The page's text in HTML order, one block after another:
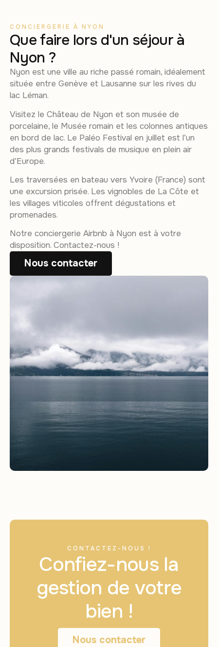
CONCIERGERIE À NYON
Que faire lors d'un séjour à
Nyon ?
Nyon est une ville au riche passé romain, idéalement
située entre Genève et Lausanne sur les rives du
lac Léman.
Visitez le Château de Nyon et son musée de
porcelaine, le Musée romain et les colonnes antiques
en bord de lac. Le Paléo Festival en juillet est l’un
des plus grands festivals de musique en plein air
d’Europe.
Les traversées en bateau vers Yvoire (France) sont
une excursion prisée. Les vignobles de La Côte et
les villages viticoles offrent dégustations et
promenades.
Notre conciergerie Airbnb à Nyon est à votre
disposition. Contactez-nous !
Nous contacter
CONTACTEZ-NOUS !
Confiez-nous la
gestion de votre
bien !
Nous contacter